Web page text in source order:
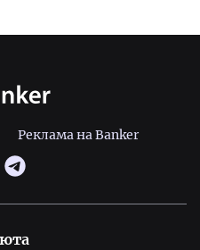
Реклама на Banker